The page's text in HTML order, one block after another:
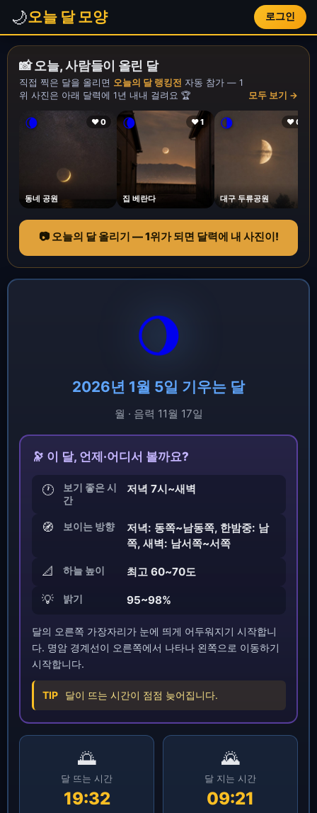
🌙오늘 달 모양 로그인
📸 오늘, 사람들이 올린 달
직접 찍은 달을 올리면 오늘의 달 랭킹전 자동 참가 — 1
위 사진은 아래 달력에 1년 내내 걸려요 🏆
모두 보기 →
🌘 ❤ 0
동네 공원
🌘 ❤ 1
집 베란다
🌗 ❤ 0
대구 두류공원
📷 오늘의 달 올리기 — 1위가 되면 달력에 내 사진이!
🌖
2026년 1월 5일 기우는 달
월 · 음력 11월 17일
🔭 이 달, 언제·어디서 볼까요?
🕐
보기 좋은 시
간
저녁 7시~새벽
🧭 보이는 방향
저녁: 동쪽~남동쪽, 한밤중: 남
쪽, 새벽: 남서쪽~서쪽
📐 하늘 높이 최고 60~70도
💡 밝기 95~98%
달의 오른쪽 가장자리가 눈에 띄게 어두워지기 시작합니
다. 명암 경계선이 오른쪽에서 나타나 왼쪽으로 이동하기
시작합니다.
TIP 달이 뜨는 시간이 점점 늦어집니다.
🌅
달 뜨는 시간
19:32
🌄
달 지는 시간
09:21